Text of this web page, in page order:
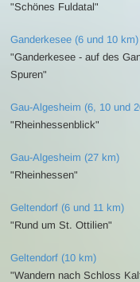
"Schönes Fuldatal"
Ganderkesee (6 und 10 km)
"Ganderkesee - auf des
Spuren"
Gau-Algesheim (6, 10 und
"Rheinhessenblick"
Gau-Algesheim (27 km)
"Rheinhessen"
Geltendorf (6 und 11 km)
"Rund um St. Ottilien"
Geltendorf (10 km)
"Wandern nach Schloss